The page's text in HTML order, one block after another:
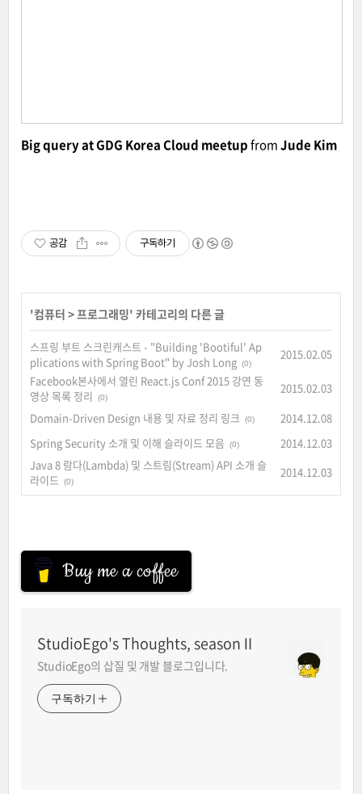
Big query at GDG Korea Cloud meetupfromJude Kim
공감 구독하기
'컴퓨터 >프로그래밍' 카테고리의 다른 글
스프링 부트 스크린캐스트 - "Building 'Bootiful'­ Ap
plications with Spring Boot" by Josh Long (0)
2015.02.05
Facebook본사에서 열린 React.js Conf 2015 강연 동
영상 목록 정리
(0)
2015.02.03
Domain-Driven Design 내용 및 자료 정리 링크
(0)
2014.12.08
Spring Security 소개 및 이해 슬라이드 모음
(0)
2014.12.03
Java 8 람다(Lambda) 및 스트림(Stream) API 소개 슬
라이드
(0)
2014.12.03
Buy me a coffee
StudioEgo's Thoughts, seasonⅡ
StudioEgo의 삽질 및 개발 블로그입니다.
구독하기